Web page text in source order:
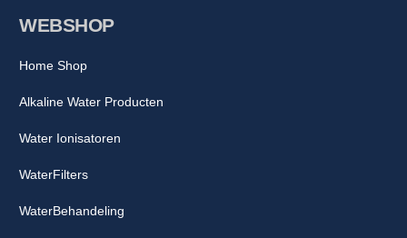
WEBSHOP
Home Shop
Alkaline Water Producten
Water Ionisatoren
WaterFilters
WaterBehandeling